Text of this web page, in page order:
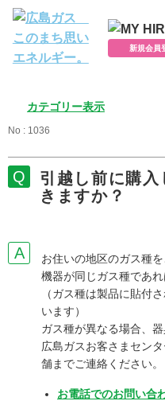
新規会員
カテゴリー表示
No : 1036
引越し前に購
きますか？
お住いの地区のガス種
機器が同じガス種であれ
（ガス種は製品に貼付
います）
ガス種が異なる場合、
広島ガスお客さまセン
舗までご連絡ください。
お電話でのお問い合